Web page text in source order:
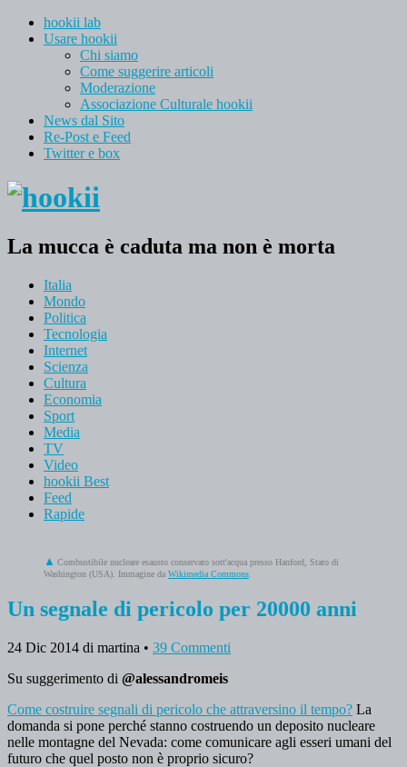
hookii lab
Usare hookii
Chi siamo
Come suggerire articoli
Moderazione
Associazione Culturale hookii
News dal Sito
Re-Post e Feed
Twitter e box
La mucca è caduta ma non è morta
Italia
Mondo
Politica
Tecnologia
Internet
Scienza
Cultura
Economia
Sport
Media
TV
Video
hookii Best
Feed
Rapide
Combustibile nucleare esausto conservato sott'acqua presso Hanford, Stato di
Washington (USA). Immagine da Wikimedia Commons
Un segnale di pericolo per 20000 anni
24 Dic 2014 di martina • 39 Commenti
Su suggerimento di @alessandromeis
Come costruire segnali di pericolo che attraversino il tempo? La
domanda si pone perché stanno costruendo un deposito nucleare
nelle montagne del Nevada: come comunicare agli esseri umani del
futuro che quel posto non è proprio sicuro?